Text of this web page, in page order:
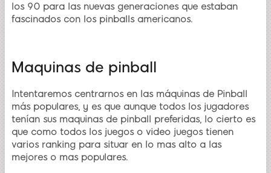
los 90 para las nuevas generaciones que estaban
fascinados con los pinballs americanos.
Maquinas de pinball
Intentaremos centrarnos en las máquinas de Pinball
más populares, y es que aunque todos los jugadores
tenían sus maquinas de pinball preferidas, lo cierto es
que como todos los juegos o video juegos tienen
varios ranking para situar en lo mas alto a las
mejores o mas populares.